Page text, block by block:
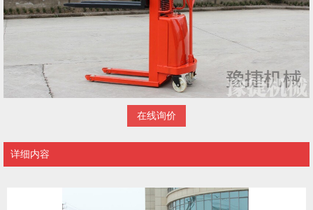
在线询价
详细内容